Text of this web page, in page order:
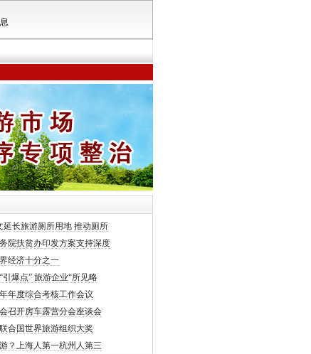
延长旅游厕所用地 推动厕所
院扶贫办印发方案支持深度
经济十分之一
爆点” 旅游企业“所见略
年度综合考核工作会议
召开房车露营分会座谈会
合国世界旅游组织大奖
？上海人第一杭州人第三